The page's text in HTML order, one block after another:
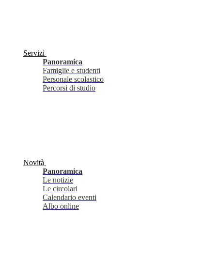
Servizi
Panoramica
Famiglie e studenti
Personale scolastico
Percorsi di studio
Novità
Panoramica
Le notizie
Le circolari
Calendario eventi
Albo online